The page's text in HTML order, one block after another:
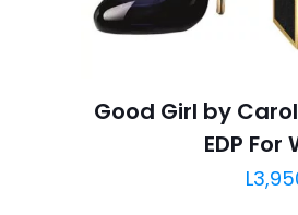
Good Girl by
EDP
L